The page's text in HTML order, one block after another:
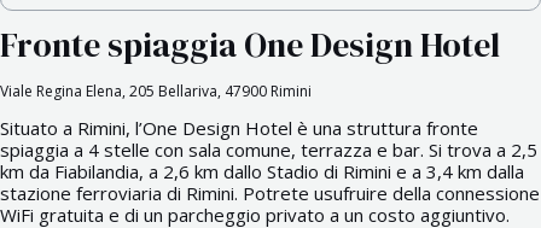
Fronte spiaggia One Design Hotel
Viale Regina Elena, 205 Bellariva, 47900 Rimini
Situato a Rimini, l’One Design Hotel è una struttura fronte
spiaggia a 4 stelle con sala comune, terrazza e bar. Si trova a 2,5
km da Fiabilandia, a 2,6 km dallo Stadio di Rimini e a 3,4 km dalla
stazione ferroviaria di Rimini. Potrete usufruire della connessione
WiFi gratuita e di un parcheggio privato a un costo aggiuntivo.